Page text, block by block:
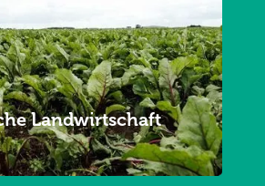
Landwirtschaft